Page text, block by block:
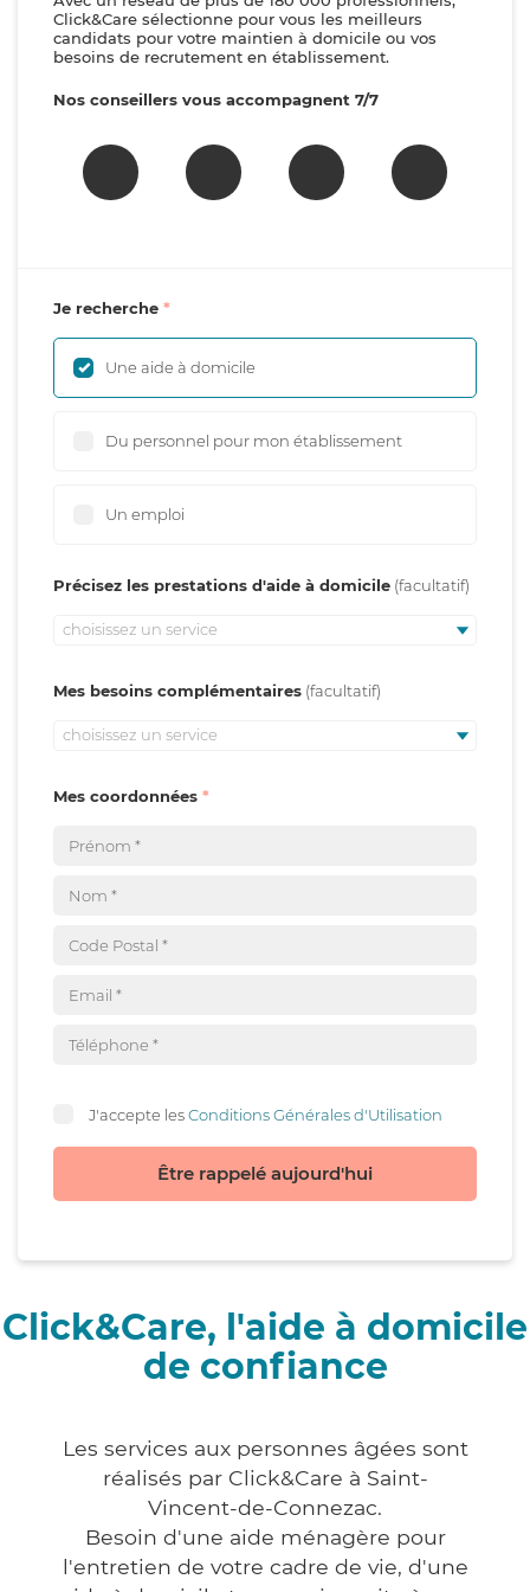
Click&Care sélectionne pour vous les meilleurs
candidats pour votre maintien à domicile ou vos
besoins de recrutement en établissement.
Nos conseillers vous accompagnent 7/7
Je recherche
Une aide à domicile
Du personnel pour mon établissement
Un emploi
Précisez les prestations d'aide à domicile
choisissez un service
Mes besoins complémentaires
choisissez un service
Mes coordonnées
J'accepte lesConditions Générales d'Utilisation
Être rappelé aujourd'hui
Click&Care, l'aide à domicile
de confiance
Les services aux personnes âgées sont
réalisés par Click&Care à Saint-
Vincent-de-Connezac.
Besoin d'une aide ménagère pour
l'entretien de votre cadre de vie, d'une